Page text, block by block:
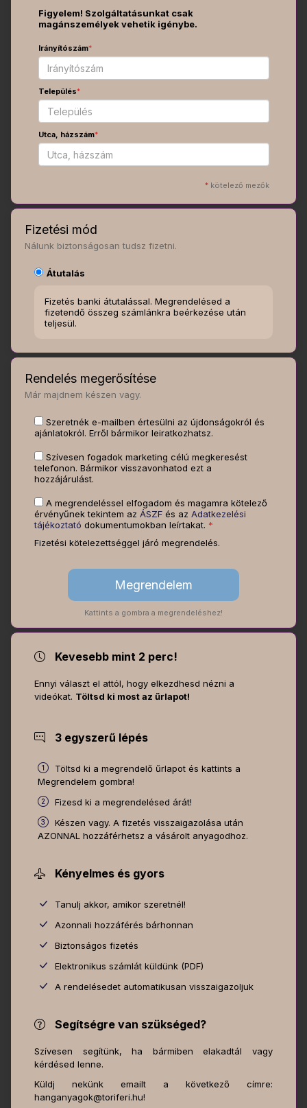
Figyelem! Szolgáltatásunkat csak
magánszemélyek vehetik igénybe.
Irányítószám*
Település*
Utca, házszám*
* kötelező mezők
Fizetési mód
Nálunk biztonságosan tudsz fizetni.
Átutalás
Fizetés banki átutalással. Megrendelésed a
fizetendő összeg számlánkra beérkezése után
teljesül.
Rendelés megerősítése
Már majdnem készen vagy.
Szeretnék e-mailben értesülni az újdonságokról és
ajánlatokról. Erről bármikor leiratkozhatsz.
Szívesen fogadok marketing célú megkeresést
telefonon. Bármikor visszavonhatod ezt a
hozzájárulást.
A megrendeléssel elfogadom és magamra kötelező
érvényűnek tekintem azÁSZF és azAdatkezelési
tájékoztató dokumentumokban leírtakat. *
Fizetési kötelezettséggel járó megrendelés.
Kattints a gombra a megrendeléshez!
Kevesebb mint 2 perc!
Ennyi választ el attól, hogy elkezdhesd nézni a
videókat. Töltsd ki most az űrlapot!
3 egyszerű lépés
Töltsd ki a megrendelő űrlapot és kattints a
Megrendelem gombra!
Fizesd ki a megrendelésed árát!
Készen vagy. A fizetés visszaigazolása után
AZONNAL hozzáférhetsz a vásárolt anyagodhoz.
Kényelmes és gyors
Tanulj akkor, amikor szeretnél!
Azonnali hozzáférés bárhonnan
Biztonságos fizetés
Elektronikus számlát küldünk (PDF)
A rendelésedet automatikusan visszaigazoljuk
Segítségre van szükséged?
Szívesen segítünk, ha bármiben elakadtál vagy
kérdésed lenne.
Küldj nekünk emailt a következő címre:
hanganyagok@toriferi.hu!